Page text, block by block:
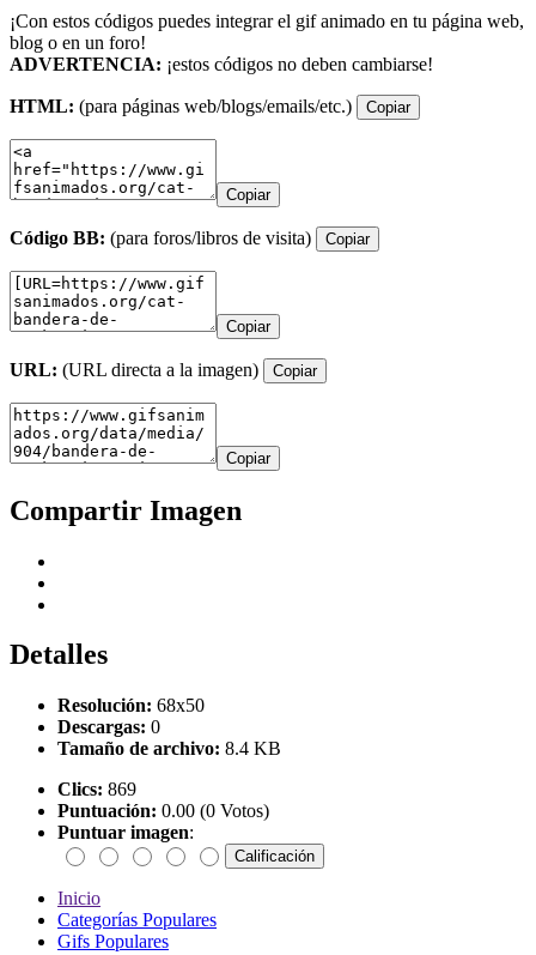
¡Con estos códigos puedes integrar el gif animado en tu página web,
blog o en un foro!
ADVERTENCIA: ¡estos códigos no deben cambiarse!
HTML: (para páginas web/blogs/emails/etc.) Copiar
Copiar
Código BB: (para foros/libros de visita) Copiar
Copiar
URL: (URL directa a la imagen) Copiar
Copiar
Compartir Imagen
Detalles
Resolución: 68x50
Descargas: 0
Tamaño de archivo: 8.4 KB
Clics: 869
Puntuación: 0.00 (0 Votos)
Puntuar imagen:
Inicio
Categorías Populares
Gifs Populares